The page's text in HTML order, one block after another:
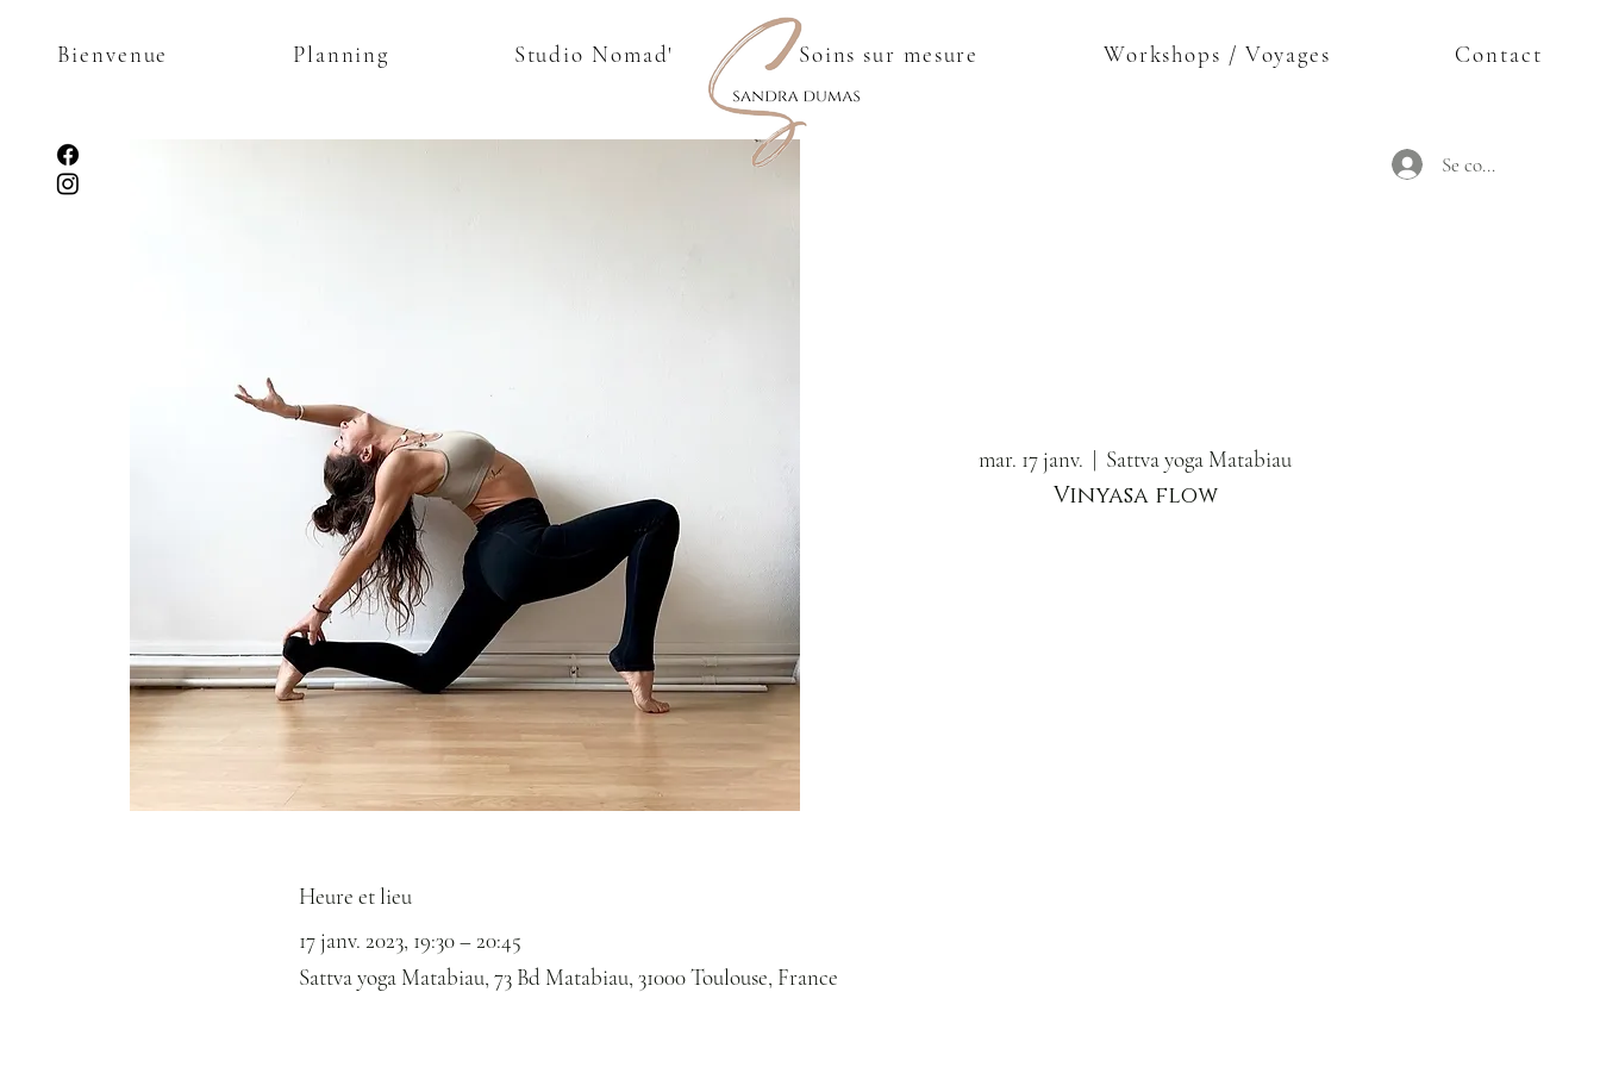
Se connecter
Bienvenue Planning Studio Nomad' Soins sur mesure Workshops / Voyages Contact
mar. 17 janv.
  |
Sattva yoga Matabiau
Vinyasa flow
Heure et lieu
17 janv. 2023, 19:30 – 20:45
Sattva yoga Matabiau, 73 Bd Matabiau, 31000 Toulouse, France